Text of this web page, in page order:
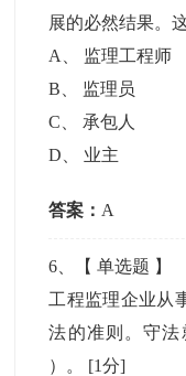
展的必然结果
A
监理工程师
B
监理员
C
承包人
D
业主
答案： A
6 、【单选题 】
工程监理企业从
法的准则。守
）。 [1分]